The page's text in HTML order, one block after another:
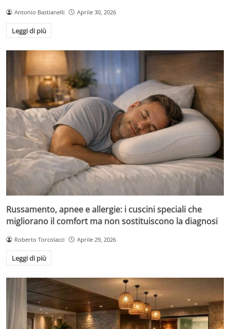
Antonio Bastianelli Aprile 30, 2026
Leggi di più
Russamento, apnee e allergie: i cuscini speciali che
migliorano il comfort ma non sostituiscono la diagnosi
Roberto Torcolacci Aprile 29, 2026
Leggi di più